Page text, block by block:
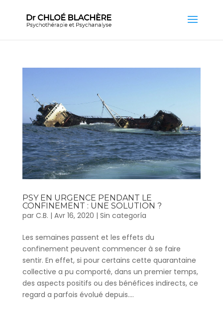
PSY EN URGENCE PENDANT LE
CONFINEMENT : UNE SOLUTION ?
par C.B. | Avr 16, 2020 | Sin categoría
Les semaines passent et les effets du
confinement peuvent commencer à se faire
sentir. En effet, si pour certains cette quarantaine
collective a pu comporté, dans un premier temps,
des aspects positifs ou des bénéfices indirects, ce
regard a parfois évolué depuis....